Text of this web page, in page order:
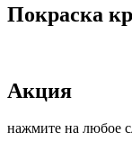
Покраска
Акция
нажмите на любое